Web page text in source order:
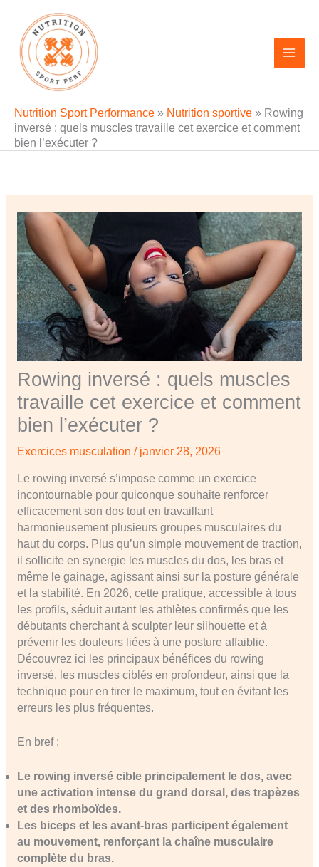
contenu
Nutrition Sport Performance » Nutrition sportive » Rowing
inversé : quels muscles travaille cet exercice et comment
bien l’exécuter ?
Rowing inversé : quels muscles
travaille cet exercice et comment
bien l’exécuter ?
Exercices musculation / janvier 28, 2026
Le rowing inversé s’impose comme un exercice
incontournable pour quiconque souhaite renforcer
efficacement son dos tout en travaillant
harmonieusement plusieurs groupes musculaires du
haut du corps. Plus qu’un simple mouvement de traction,
il sollicite en synergie les muscles du dos, les bras et
même le gainage, agissant ainsi sur la posture générale
et la stabilité. En 2026, cette pratique, accessible à tous
les profils, séduit autant les athlètes confirmés que les
débutants cherchant à sculpter leur silhouette et à
prévenir les douleurs liées à une posture affaiblie.
Découvrez ici les principaux bénéfices du rowing
inversé, les muscles ciblés en profondeur, ainsi que la
technique pour en tirer le maximum, tout en évitant les
erreurs les plus fréquentes.
En bref :
Le rowing inversé cible principalement le dos, avec
une activation intense du grand dorsal, des trapèzes
et des rhomboïdes.
Les biceps et les avant-bras participent également
au mouvement, renforçant la chaîne musculaire
complète du bras.